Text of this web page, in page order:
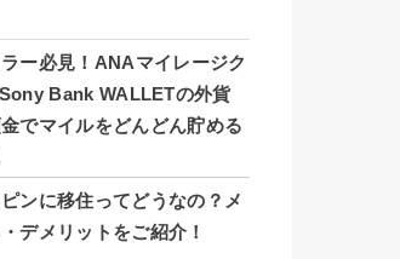
ー必見！ANAマイレージク
Bank WALLETの外貨
でマイルをどんどん貯める
ンに移住ってどうなの？メ
デメリットをご紹介！